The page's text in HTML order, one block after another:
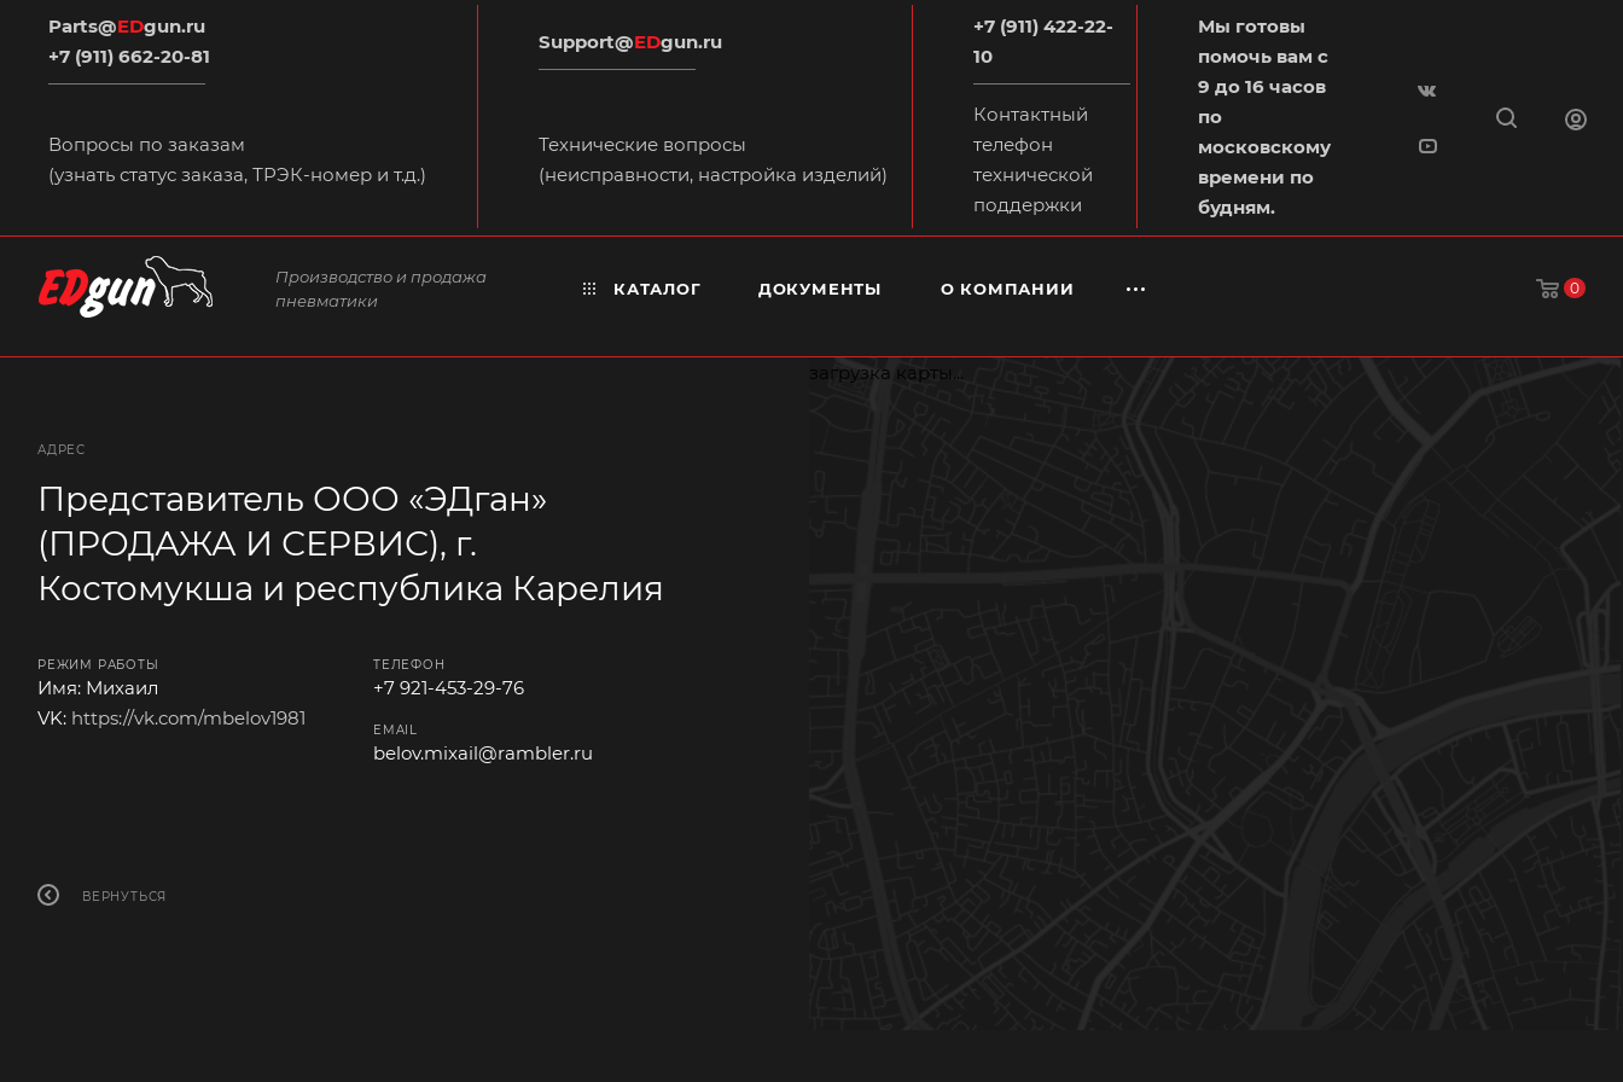
Parts@EDgun.ru
+7 (911) 662-20-81
Support@EDgun.ru
+7 (911) 422-22-
10
Мы готовы
помочь вам с
9 до 16 часов
по
московскому
времени по
будням.
Вопросы по заказам
(узнать статус заказа, ТРЭК-номер и т.д.)
Технические вопросы
(неисправности, настройка изделий)
Контактный
телефон
технической
поддержки
Производство и продажа
пневматики
0
КАТАЛОГ ДОКУМЕНТЫ О КОМПАНИИ
АДРЕС
Представитель ООО «ЭДган»
(ПРОДАЖА И СЕРВИС), г.
Костомукша и республика Карелия
РЕЖИМ РАБОТЫ
Имя: Михаил
VK: https://vk.com/mbelov1981
ТЕЛЕФОН
+7 921-453-29-76
EMAIL
belov.mixail@rambler.ru
ВЕРНУТЬСЯ
загрузка карты...